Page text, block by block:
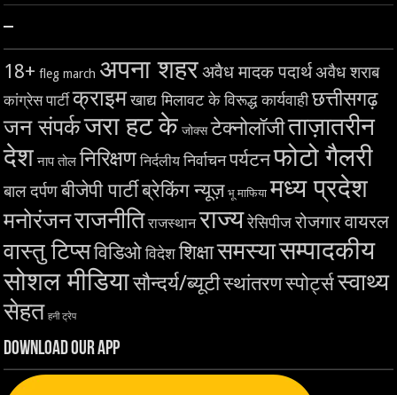
–
18+ fleg march अपना शहरअवैध मादक पदार्थअवैध शराब
कांग्रेस पार्टी क्राइमखाद्य मिलावट के विरूद्ध कार्यवाहीछत्तीसगढ़
जन संपर्कजरा हट के जोक्स टेक्नोलॉजीताज़ातरीन
देश नाप तोल निरिक्षण निर्दलीय निर्वाचनपर्यटनफोटो गैलरी
बाल दर्पणबीजेपी पार्टीब्रेकिंग न्यूज़ भू माफिया मध्य प्रदेश
मनोरंजनराजनीति राजस्थान राज्यरेसिपीज रोजगारवायरल
वास्तु टिप्सविडिओ विदेश शिक्षासमस्यासम्पादकीय
सोशल मीडियासौन्दर्य/ब्यूटीस्थांतरणस्पोर्ट्सस्वाथ्य
सेहत हनी ट्रेप
Download Our App